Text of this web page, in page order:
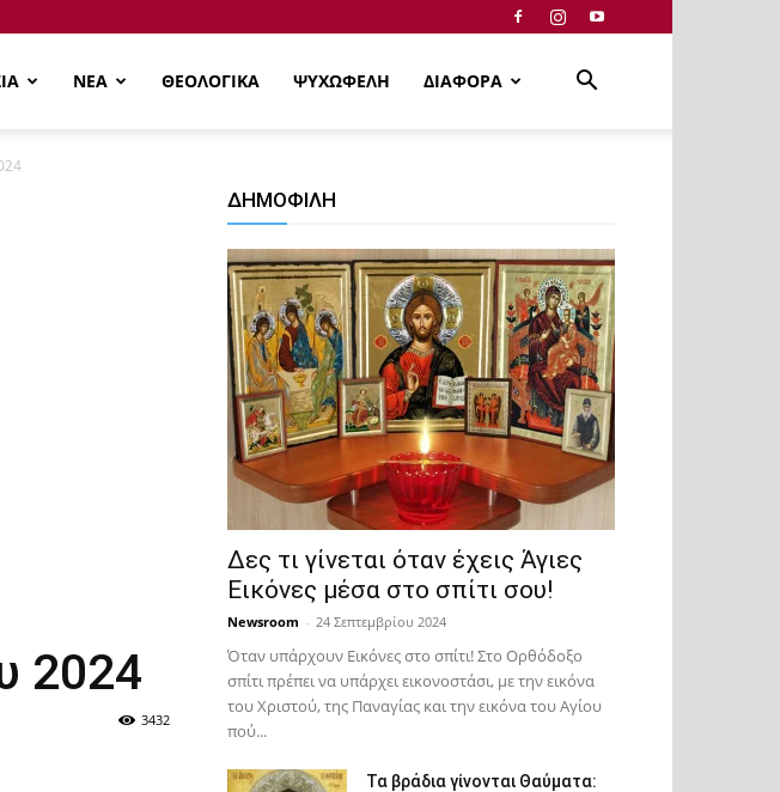
ΝΕΑ ΘΕΟΛΟΓΙΚΑ ΨΥΧΩΦΕΛΗ ΔΙΑΦΟΡΑ
2024
3432
ΔΗΜΟΦΙΛΗ
Δες τι γίνεται όταν έχεις Άγιες
Εικόνες μέσα στο σπίτι σου!
Newsroom - 24 Σεπτεμβρίου 2024
Όταν υπάρχουν Εικόνες στο σπίτι! Στο Ορθόδοξο
σπίτι πρέπει να υπάρχει εικονοστάσι, με την εικόνα
του Χριστού, της Παν­αγίας και την εικόνα του Αγίου
πού...
Τα βράδια γίνονται Θαύματα: